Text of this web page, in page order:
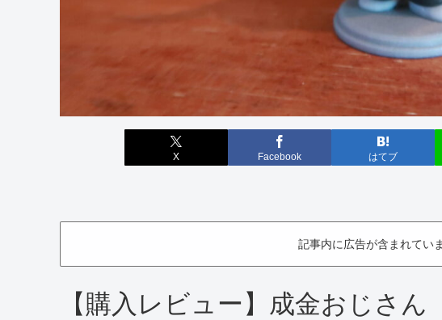
X Facebook はてブ
記事内に広告が含まれていま
【購入レビュー】成金おじさ